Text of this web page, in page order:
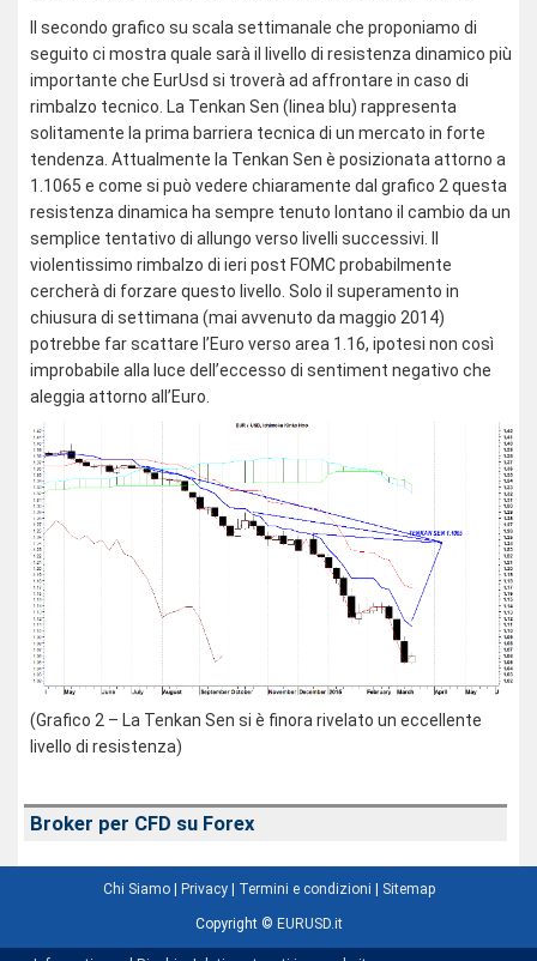
Il secondo grafico su scala settimanale che proponiamo di
seguito ci mostra quale sarà il livello di resistenza dinamico più
importante che EurUsd si troverà ad affrontare in caso di
rimbalzo tecnico. La Tenkan Sen (linea blu) rappresenta
solitamente la prima barriera tecnica di un mercato in forte
tendenza. Attualmente la Tenkan Sen è posizionata attorno a
1.1065 e come si può vedere chiaramente dal grafico 2 questa
resistenza dinamica ha sempre tenuto lontano il cambio da un
semplice tentativo di allungo verso livelli successivi. Il
violentissimo rimbalzo di ieri post FOMC probabilmente
cercherà di forzare questo livello. Solo il superamento in
chiusura di settimana (mai avvenuto da maggio 2014)
potrebbe far scattare l’Euro verso area 1.16, ipotesi non così
improbabile alla luce dell’eccesso di sentiment negativo che
aleggia attorno all’Euro.
(Grafico 2 – La Tenkan Sen si è finora rivelato un eccellente
livello di resistenza)
Broker per CFD su Forex
Chi Siamo| Privacy| Termini e condizioni | Sitemap
Copyright © EURUSD.it